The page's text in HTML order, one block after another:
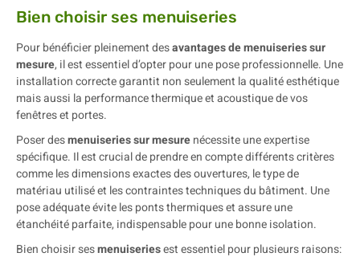
Bien choisir ses menuiseries
Pour bénéficier pleinement desavantages de menuiseries sur
mesure, il est essentiel d’opter pour une pose professionnelle. Une
installation correcte garantit non seulement la qualité esthétique
mais aussi la performance thermique et acoustique de vos
fenêtres et portes.
Poser desmenuiseries sur mesurenécessite une expertise
spécifique. Il est crucial de prendre en compte différents critères
comme les dimensions exactes des ouvertures, le type de
matériau utilisé et les contraintes techniques du bâtiment. Une
pose adéquate évite les ponts thermiques et assure une
étanchéité parfaite, indispensable pour une bonne isolation.
Bien choisir sesmenuiseriesest essentiel pour plusieurs raisons: